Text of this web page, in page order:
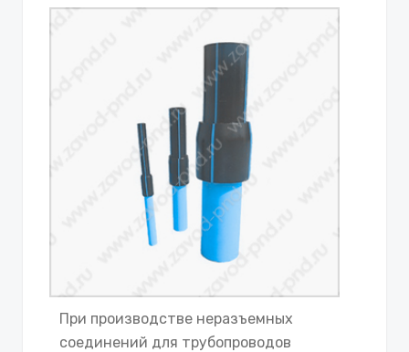
При производстве неразъемных
соединений для трубопроводов